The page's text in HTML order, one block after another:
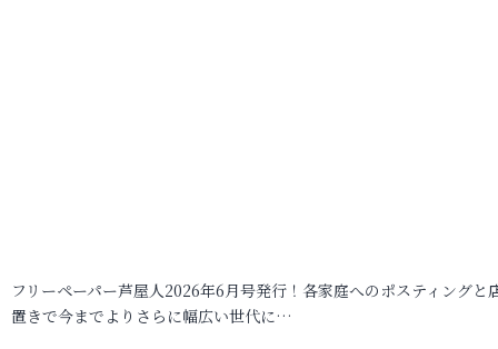
フリーペーパー芦屋人2026年6月号発行！各家庭へのポスティングと
置きで今までよりさらに幅広い世代に…